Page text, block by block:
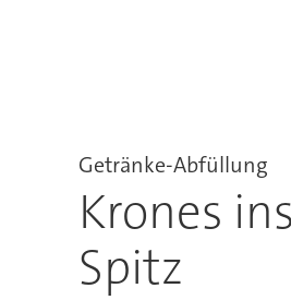
Getränke-Abfüllung
Krones
Spitz